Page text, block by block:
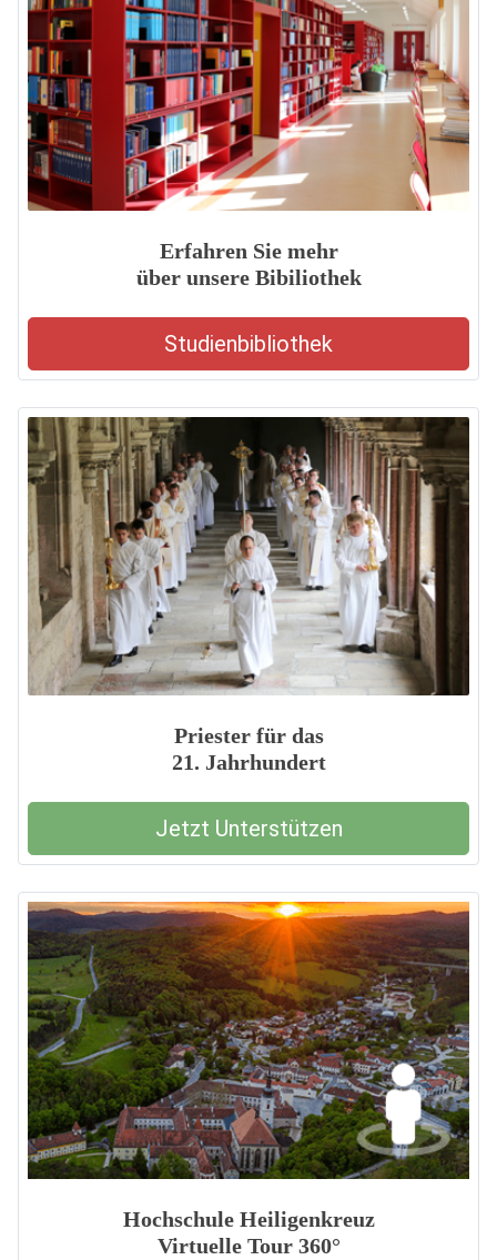
Erfahren Sie mehr
über unsere Bibiliothek
Studienbibliothek
Priester für das
21. Jahrhundert
Jetzt Unterstützen
Hochschule Heiligenkreuz
Virtuelle Tour 360°